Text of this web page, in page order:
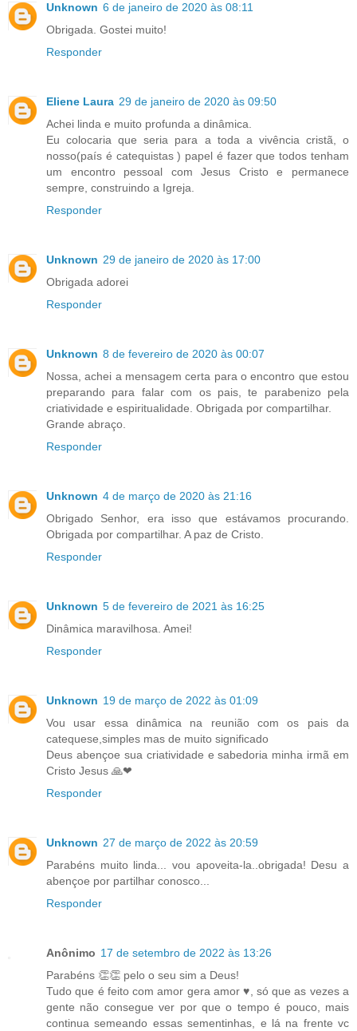
Unknown 6 de janeiro de 2020 às 08:11
Obrigada. Gostei muito!
Responder
Eliene Laura 29 de janeiro de 2020 às 09:50
Achei linda e muito profunda a dinâmica.
Eu colocaria que seria para a toda a vivência cristã, o
nosso(país é catequistas ) papel é fazer que todos tenham
um encontro pessoal com Jesus Cristo e permanece
sempre, construindo a Igreja.
Responder
Unknown 29 de janeiro de 2020 às 17:00
Obrigada adorei
Responder
Unknown 8 de fevereiro de 2020 às 00:07
Nossa, achei a mensagem certa para o encontro que estou
preparando para falar com os pais, te parabenizo pela
criatividade e espiritualidade. Obrigada por compartilhar.
Grande abraço.
Responder
Unknown 4 de março de 2020 às 21:16
Obrigado Senhor, era isso que estávamos procurando.
Obrigada por compartilhar. A paz de Cristo.
Responder
Unknown 5 de fevereiro de 2021 às 16:25
Dinâmica maravilhosa. Amei!
Responder
Unknown 19 de março de 2022 às 01:09
Vou usar essa dinâmica na reunião com os pais da
catequese,simples mas de muito significado
Deus abençoe sua criatividade e sabedoria minha irmã em
Cristo Jesus 🙏❤
Responder
Unknown 27 de março de 2022 às 20:59
Parabéns muito linda... vou apoveita-la..obrigada! Desu a
abençoe por partilhar conosco...
Responder
Anônimo 17 de setembro de 2022 às 13:26
Parabéns 👏👏 pelo o seu sim a Deus!
Tudo que é feito com amor gera amor ♥️, só que as vezes a
gente não consegue ver por que o tempo é pouco, mais
continua semeando essas sementinhas, e lá na frente vc